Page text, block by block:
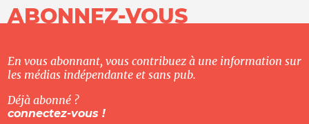
ABONNEZ-VOUS
En vous abonnant, vous contribuez à une information sur
les médias indépendante et sans pub.
Déjà abonné ?
connectez-vous !